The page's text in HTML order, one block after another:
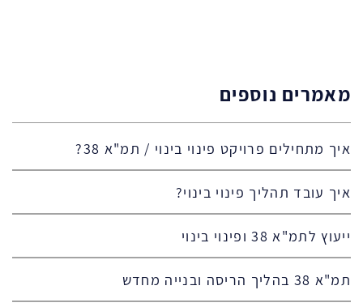
מאמרים נוספים
איך מתחילים פרויקט פינוי בינוי / תמ"א 38?
איך עובד תהליך פינוי בינוי?
ייעוץ לתמ"א 38 ופינוי בינוי
תמ"א 38 בהליך הריסה ובנייה מחדש